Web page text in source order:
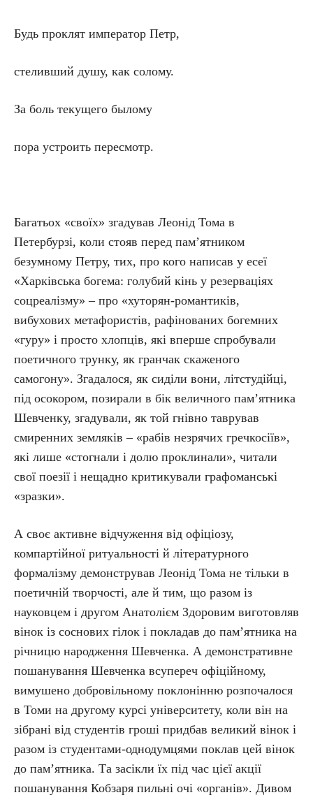
Будь проклят император Петр,
стеливший душу, как солому.
За боль текущего былому
пора устроить пересмотр.
Багатьох «своїх» згадував Леонід Тома в
Петербурзі, коли стояв перед пам’ятником
безумному Петру, тих, про кого написав у есеї
«Харківська богема: голубий кінь у резерваціях
соцреалізму» – про «хуторян-романтиків,
вибухових метафористів, рафінованих богемних
«гуру» і просто хлопців, які вперше спробували
поетичного трунку, як гранчак скаженого
самогону». Згадалося, як сиділи вони, літстудійці,
під осокором, позирали в бік величного пам’ятника
Шевченку, згадували, як той гнівно таврував
смиренних земляків – «рабів незрячих гречкосіїв»,
які лише «стогнали і долю проклинали», читали
свої поезії і нещадно критикували графоманські
«зразки».
А своє активне відчуження від офіціозу,
компартійної ритуальності й літературного
формалізму демонстрував Леонід Тома не тільки в
поетичній творчості, але й тим, що разом із
науковцем і другом Анатолієм Здоровим виготовляв
вінок із соснових гілок і покладав до пам’ятника на
річницю народження Шевченка. А демонстративне
пошанування Шевченка всупереч офіційному,
вимушено добровільному поклонінню розпочалося
в Томи на другому курсі університету, коли він на
зібрані від студентів гроші придбав великий вінок і
разом із студентами-однодумцями поклав цей вінок
до пам’ятника. Та засікли їх під час цієї акції
пошанування Кобзаря пильні очі «органів». Дивом